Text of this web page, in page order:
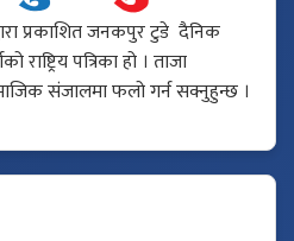
प्रकाशित जनकपुर टुडे दैनिक
राष्ट्रिय पत्रिका हो । ताजा
संजालमा फलो गर्न सक्नुहुन्छ ।